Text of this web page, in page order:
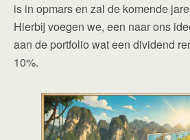
is in opmars en zal de komende
Hierbij voegen we, een naar ons
aan de portfolio wat een dividend
10%.